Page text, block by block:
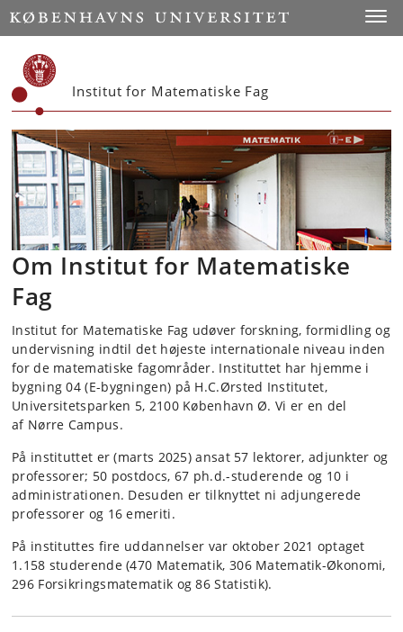
Start
Institut for Matematiske Fag
Om Institut for Matematiske
Fag
Institut for Matematiske Fag udøver forskning, formidling og
undervisning indtil det højeste internationale niveau inden
for de matematiske fagområder. Instituttet har hjemme i
bygning 04 (E-bygningen) på H.C.Ørsted Institutet,
Universitetsparken 5, 2100 København Ø. Vi er en del
af Nørre Campus.
På instituttet er (marts 2025) ansat 57 lektorer, adjunkter og
professorer; 50 postdocs, 67 ph.d.-studerende og 10 i
administrationen. Desuden er tilknyttet ni adjungerede
professorer og 16 emeriti.
På instituttes fire uddannelser var oktober 2021 optaget
1.158 studerende (470 Matematik, 306 Matematik-Økonomi,
296 Forsikringsmatematik og 86 Statistik).